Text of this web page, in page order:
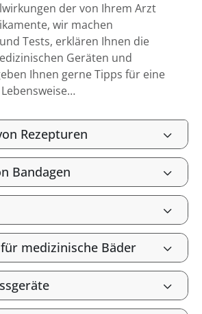
der von Ihrem Arzt
wir machen
Tests, erklären Ihnen die
Geräten und
Ihnen gerne Tipps für eine
Rezepturen
Bandagen
medizinische Bäder